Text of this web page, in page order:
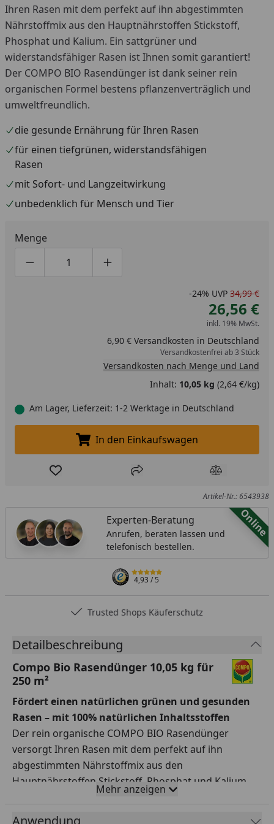
Ihren Rasen mit dem perfekt auf ihn abgestimmten
Nährstoffmix aus den Hauptnährstoffen Stickstoff,
Phosphat und Kalium. Ein sattgrüner und
widerstandsfähiger Rasen ist Ihnen somit garantiert!
Der COMPO BIO Rasendünger ist dank seiner rein
organischen Formel bestens pflanzenverträglich und
umweltfreundlich.
die gesunde Ernährung für Ihren Rasen
für einen tiefgrünen, widerstandsfähigen
Rasen
mit Sofort- und Langzeitwirkung
unbedenklich für Mensch und Tier
Menge
Produktmenge um eins verringern
Produktmenge manuell eingeben
Produktmenge um eins erhöhen
-24% UVP 34,99 €
26,56 €
inkl. 19% MwSt.
6,90 € Versandkosten in Deutschland
Versandkostenfrei ab 3 Stück
Versandkosten nach Menge und Land
Inhalt: 10,05 kg (2,64 €/kg)
Am Lager, Lieferzeit: 1-2 Werktage in Deutschland
In den Einkaufswagen legen
In den Einkaufswagen
Produkt zur Wunschliste hinzufügen
Teilen Produkt
Artikel-Nr.: 6543938
Online
Experten-Beratung
Anrufen, beraten lassen und
telefonisch bestellen.
4,93/ 5
Trusted Shops Käuferschutz
Detailbeschreibung
Compo Bio Rasendünger 10,05 kg für
250 m²
Fördert einen natürlichen grünen und gesunden
Rasen – mit 100% natürlichen Inhaltsstoffen
Der rein organische COMPO BIO Rasendünger
versorgt Ihren Rasen mit dem perfekt auf ihn
abgestimmten Nährstoffmix aus den
Hauptnährstoffen Stickstoff, Phosphat und Kalium.
Ein sattgrüner und widerstandsfähiger Rasen ist
Ihnen somit garantiert! Der COMPO BIO
Mehr anzeigen
Anwendung